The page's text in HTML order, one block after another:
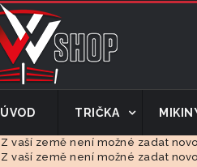
ÚVOD TRIČKA
Z vaší země není možné zadat
Z vaší země není možné zadat